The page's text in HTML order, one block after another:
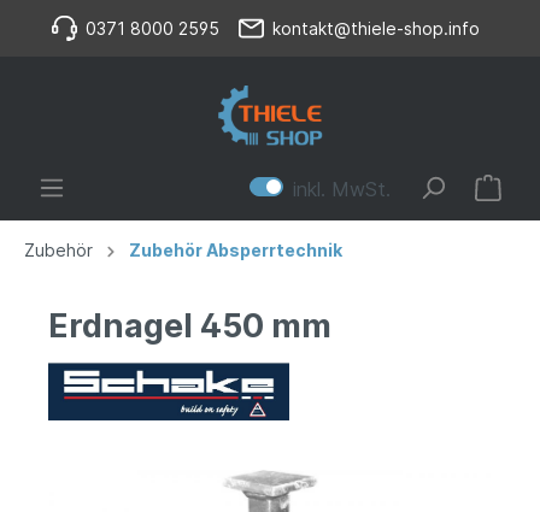
0371 8000 2595 kontakt@thiele-shop.info
inkl. MwSt.
Zubehör Zubehör Absperrtechnik
Erdnagel 450 mm